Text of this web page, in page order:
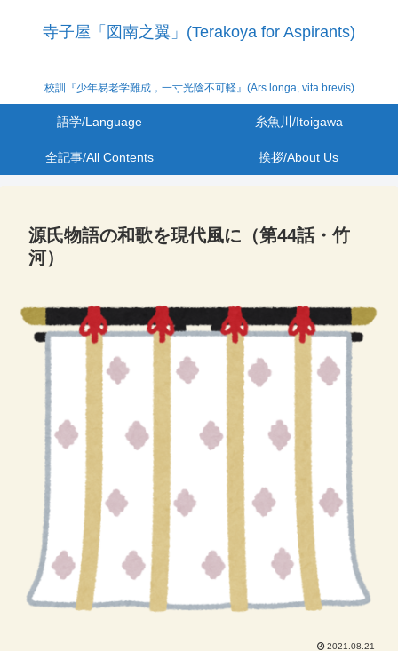
寺子屋「図南之翼」(Terakoya for Aspirants)
校訓『少年易老学難成，一寸光陰不可軽』(Ars longa, vita brevis)
語学/Language 糸魚川/Itoigawa
全記事/All Contents 挨拶/About Us
源氏物語の和歌を現代風に（第44話・竹
河）
2021.08.21